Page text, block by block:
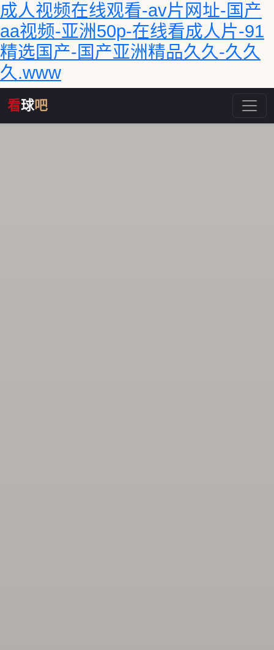
成人视频在线观看-av片网址-国产
aa视频-亚洲50p-在线看成人片-91
精选国产-国产亚洲精品久久-久久
久.www
看球吧